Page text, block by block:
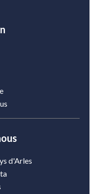
d'Arles